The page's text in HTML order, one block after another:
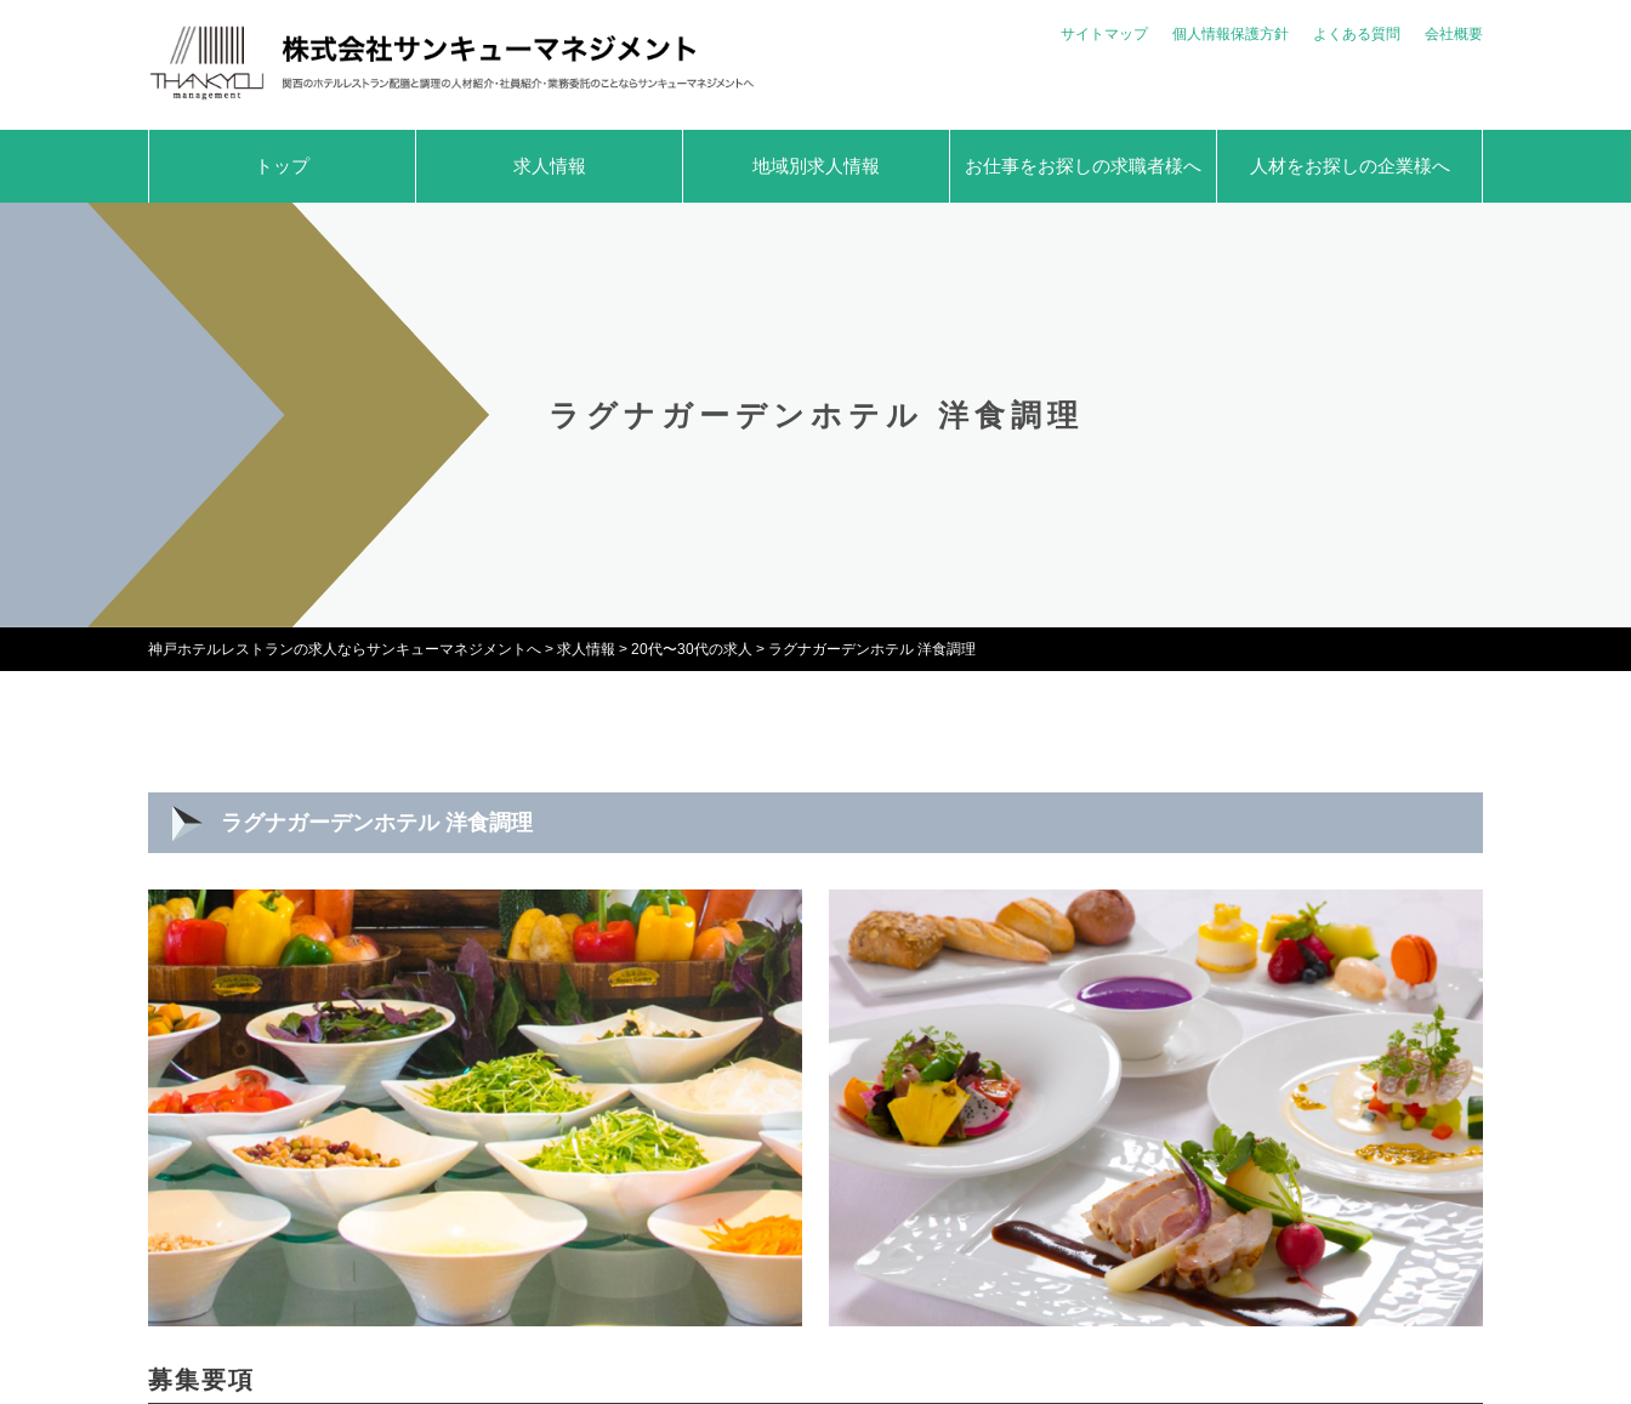
サイトマップ 個人情報保護方針 よくある質問 会社概要
トップ 求人情報 地域別求人情報 お仕事をお探しの求職者様へ 人材をお探しの企業様へ
ラグナガーデンホテル 洋食調理
神戸ホテルレストランの求人ならサンキューマネジメントへ > 求人情報 > 20代〜30代の求人 > ラグナガーデンホテル 洋食調理
ラグナガーデンホテル 洋食調理
募集要項